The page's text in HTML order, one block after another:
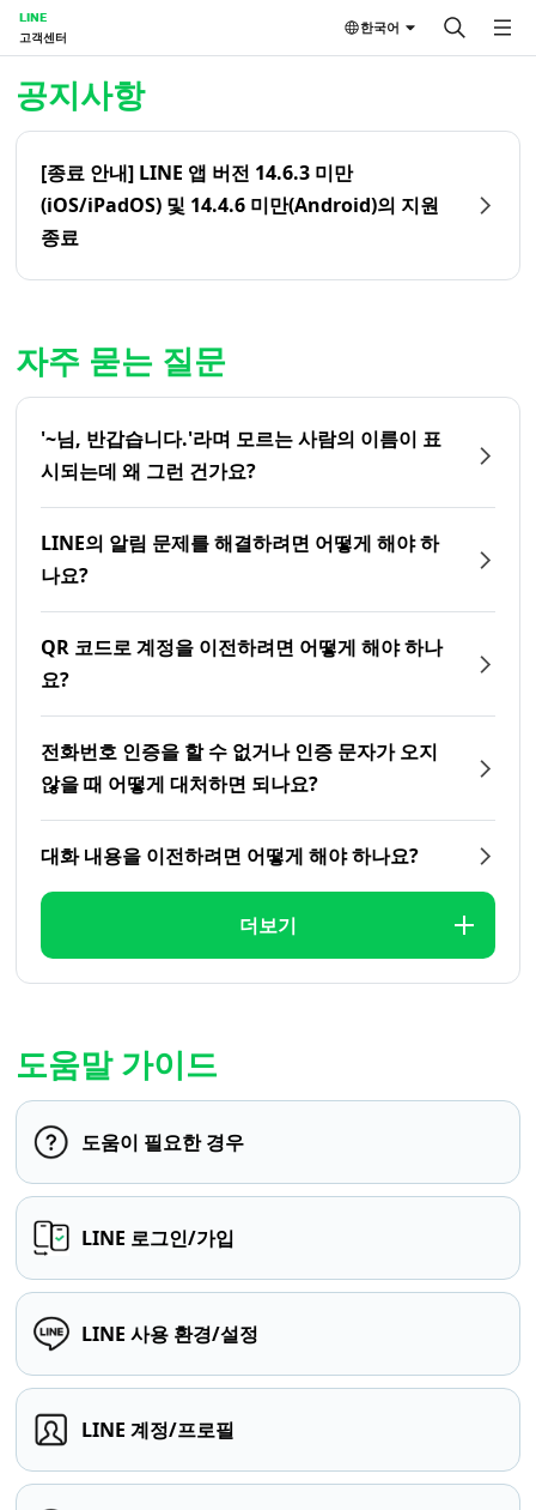
LINE
고객센터
한국어
공지사항
[종료 안내] LINE 앱 버전 14.6.3 미만
(iOS/iPadOS) 및 14.4.6 미만(Android)의 지원
종료
자주 묻는 질문
'~님, 반갑습니다.'라며 모르는 사람의 이름이 표
시되는데 왜 그런 건가요?
LINE의 알림 문제를 해결하려면 어떻게 해야 하
나요?
QR 코드로 계정을 이전하려면 어떻게 해야 하나
요?
전화번호 인증을 할 수 없거나 인증 문자가 오지
않을 때 어떻게 대처하면 되나요?
대화 내용을 이전하려면 어떻게 해야 하나요?
더보기
도움말 가이드
도움이 필요한 경우
LINE 로그인/가입
LINE 사용 환경/설정
LINE 계정/프로필